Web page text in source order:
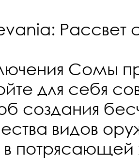
Рассвет
Сомы
для себя
создания
видов
потрясающей